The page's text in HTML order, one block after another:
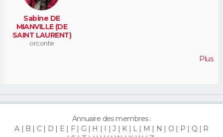
Sabine DE
MIANVILLE (DE
SAINT LAURENT)
orconte
Plus
Annuaire des membres :
A
B C D E F G H I J K L M N O P Q
R